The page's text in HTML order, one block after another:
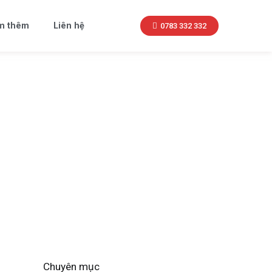
thêm Liên hệ 0783 332 332
Chuyên mục